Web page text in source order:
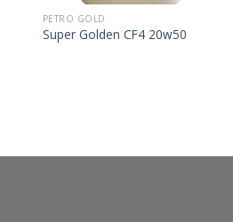
PETRO GOLD
Super Golden CF4 20w50